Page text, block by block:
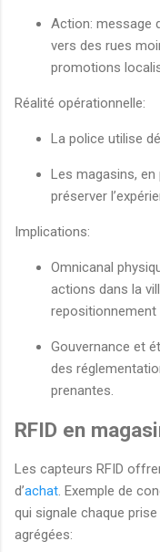
Action: message
vers des rues
promotions
Réalité opérationnelle:
La police utilise
Les magasins, en
préserver
Implications:
Omnicanal
actions dans la
repositionnement
Gouvernance et
des
prenantes.
RFID en
Les capteurs RFID
d’achat . Exemple de
qui signale chaque
agrégées: